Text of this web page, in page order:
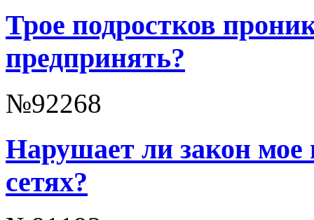
Трое подростков
предпринять?
№92268
Нарушает ли закон
сетях?